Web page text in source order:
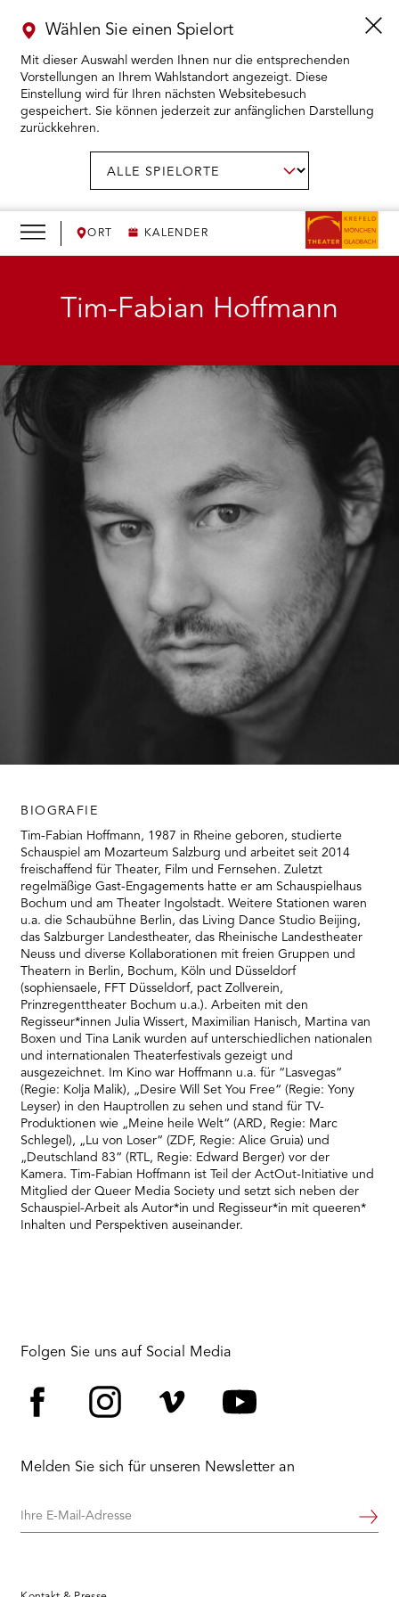
ORT KALENDER
Wählen Sie einen Spielort
Mit dieser Auswahl werden Ihnen nur die entsprechenden
Vorstellungen an Ihrem Wahlstandort angezeigt. Diese
Einstellung wird für Ihren nächsten Websitebesuch
gespeichert. Sie können jederzeit zur anfänglichen Darstellung
zurückkehren.
KARTENKAUF ÖFFNEN
WIR ÖFFNEN
THEATERPÄDAGOGIK ÖFFNEN
BESUCH ÖFFNEN
Tim-Fabian Hoffmann
BIOGRAFIE
Tim-Fabian Hoffmann, 1987 in Rheine geboren, studierte
Schauspiel am Mozarteum Salzburg und arbeitet seit 2014
freischaffend für Theater, Film und Fernsehen. Zuletzt
regelmäßige Gast-Engagements hatte er am Schauspielhaus
Bochum und am Theater Ingolstadt. Weitere Stationen waren
u.a. die Schaubühne Berlin, das Living Dance Studio Beijing,
das Salzburger Landestheater, das Rheinische Landestheater
Neuss und diverse Kollaborationen mit freien Gruppen und
Theatern in Berlin, Bochum, Köln und Düsseldorf
(sophiensaele, FFT Düsseldorf, pact Zollverein,
Prinzregenttheater Bochum u.a.). Arbeiten mit den
Regisseur*innen Julia Wissert, Maximilian Hanisch, Martina van
Boxen und Tina Lanik wurden auf unterschiedlichen nationalen
und internationalen Theaterfestivals gezeigt und
ausgezeichnet. Im Kino war Hoffmann u.a. für “Lasvegas“
(Regie: Kolja Malik), „Desire Will Set You Free“ (Regie: Yony
Leyser) in den Hauptrollen zu sehen und stand für TV-
Produktionen wie „Meine heile Welt“ (ARD, Regie: Marc
Schlegel), „Lu von Loser“ (ZDF, Regie: Alice Gruia) und
„Deutschland 83“ (RTL, Regie: Edward Berger) vor der
Kamera. Tim-Fabian Hoffmann ist Teil der ActOut-Initiative und
Mitglied der Queer Media Society und setzt sich neben der
Schauspiel-Arbeit als Autor*in und Regisseur*in mit queeren*
Inhalten und Perspektiven auseinander.
Folgen Sie uns auf Social Media
Melden Sie sich für unseren Newsletter an
Ihre
Weiter